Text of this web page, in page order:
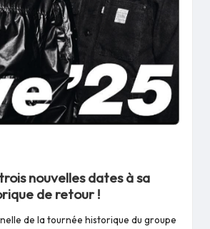
nouvelles dates à sa
de retour !
de la tournée historique du groupe